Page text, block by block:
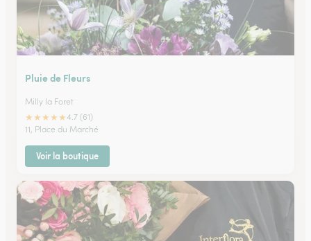
Pluie de Fleurs
Milly la Foret
★★★★★4.7 (61)
11, Place du Marché
Voir la boutique